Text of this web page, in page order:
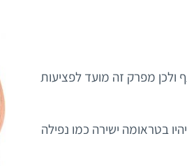
מפרק זה מועד לפציעות
בטראומה ישירה כמו נפילה